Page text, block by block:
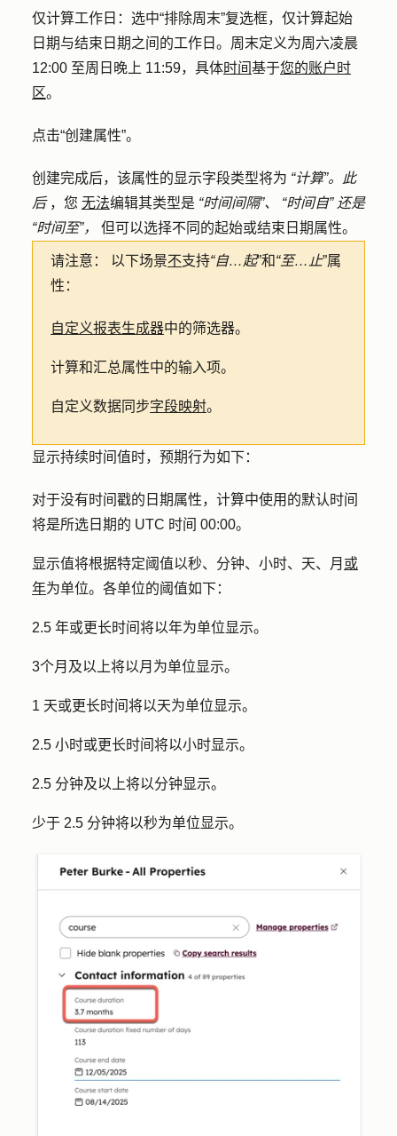
仅计算工作日 ：选中“排除周末”复选框，仅计算起始
日期与结束日期之间的工作日。周末定义为周六凌晨
12:00 至周日晚上 11:59，具体时间基于您的账户时
区。
点击“创建属性”。
创建完成后，该属性的显示字段类型将为 “计算”。此
后 ，您 无法编辑其类型是 “时间间隔”、 “时间自” 还是
“时间至”， 但可以选择不同的起始或结束日期属性。
请注意： 以下场景不支持“自…起”和“至…止”属
性：
自定义报表生成器中的筛选器。
计算和汇总属性中的输入项。
自定义数据同步字段映射。
显示持续时间值时，预期行为如下：
对于没有时间戳的日期属性，计算中使用的默认时间
将是所选日期的 UTC 时间 00:00。
显示值将根据特定阈值以秒、分钟、小时、天、月 或
年为单位。各单位的阈值如下：
2.5 年或更长时间将以年为单位显示。
3个月及以上将以月为单位显示。
1 天或更长时间将以天为单位显示。
2.5 小时或更长时间将以小时显示。
2.5 分钟及以上将以分钟显示。
少于 2.5 分钟将以秒为单位显示。